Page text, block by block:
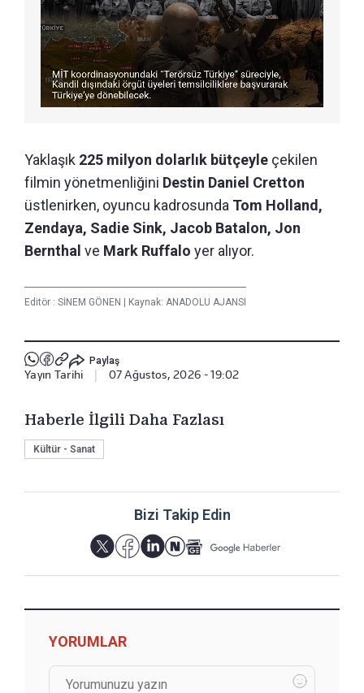
Yaklaşık 225 milyon dolarlık bütçeyle çekilen
filmin yönetmenliğini Destin Daniel Cretton
üstlenirken, oyuncu kadrosunda Tom Holland,
Zendaya, Sadie Sink, Jacob Batalon, Jon
Bernthal ve Mark Ruffalo yer alıyor.
Editör : SİNEM GÖNEN Kaynak: ANADOLU AJANSI
Paylaş
Yayın Tarihi 07 Ağustos, 2026 - 19:02
Haberle İlgili Daha Fazlası
Kültür - Sanat
Bizi Takip Edin
YORUMLAR